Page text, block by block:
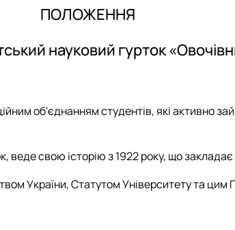
роботи гуртка за 2024-2025 рік
розвитку гуртка "Овочівник"
гуртківців
ПОЛОЖЕННЯ
науковий гурток
об'єднанням студентів, які активно
веде свою історію з 1922 року, що
України, Статутом Університету та